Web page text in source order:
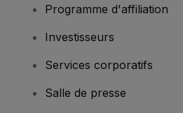
Programme d'affiliation
Investisseurs
Services corporatifs
Salle de presse